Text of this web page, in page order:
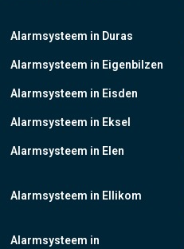
Alarmsysteem in Duras
Alarmsysteem in Eigenbilzen
Alarmsysteem in Eisden
Alarmsysteem in Eksel
Alarmsysteem in Elen
Alarmsysteem in Ellikom
Alarmsysteem in